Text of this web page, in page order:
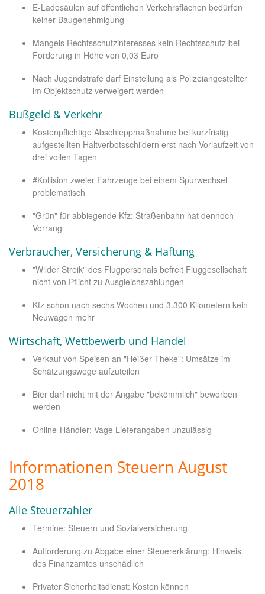
E-Ladesäulen auf öffentlichen Verkehrsflächen bedürfen
keiner Baugenehmigung
Mangels Rechtsschutzinteresses kein Rechtsschutz bei
Forderung in Höhe von 0,03 Euro
Nach Jugendstrafe darf Einstellung als Polizeiangestellter
im Objektschutz verweigert werden
Bußgeld & Verkehr
Kostenpflichtige Abschleppmaßnahme bei kurzfristig
aufgestellten Haltverbotsschildern erst nach Vorlaufzeit von
drei vollen Tagen
#Kollision zweier Fahrzeuge bei einem Spurwechsel
problematisch
"Grün" für abbiegende Kfz: Straßenbahn hat dennoch
Vorrang
Verbraucher, Versicherung & Haftung
"Wilder Streik" des Flugpersonals befreit Fluggesellschaft
nicht von Pflicht zu Ausgleichszahlungen
Kfz schon nach sechs Wochen und 3.300 Kilometern kein
Neuwagen mehr
Wirtschaft, Wettbewerb und Handel
Verkauf von Speisen an "Heißer Theke": Umsätze im
Schätzungswege aufzuteilen
Bier darf nicht mit der Angabe "bekömmlich" beworben
werden
Online-Händler: Vage Lieferangaben unzulässig
Informationen Steuern August
2018
Alle Steuerzahler
Termine: Steuern und Sozialversicherung
Aufforderung zu Abgabe einer Steuererklärung: Hinweis
des Finanzamtes unschädlich
Privater Sicherheitsdienst: Kosten können